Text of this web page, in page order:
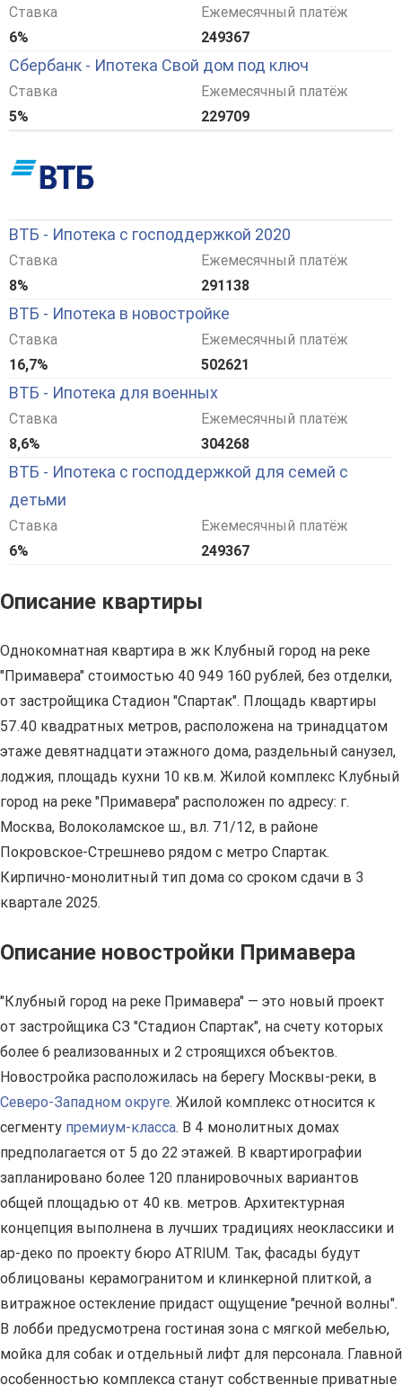
Ставка
6%
Ежемесячный платёж
249367
Сбербанк - Ипотека Свой дом под ключ
Ставка
5%
Ежемесячный платёж
229709
ВТБ - Ипотека с господдержкой 2020
Ставка
8%
Ежемесячный платёж
291138
ВТБ - Ипотека в новостройке
Ставка
16,7%
Ежемесячный платёж
502621
ВТБ - Ипотека для военных
Ставка
8,6%
Ежемесячный платёж
304268
ВТБ - Ипотека с господдержкой для семей с
детьми
Ставка
6%
Ежемесячный платёж
249367
Описание квартиры
Однокомнатная квартира в жк Клубный город на реке
"Примавера" стоимостью 40 949 160 рублей, без отделки,
от застройщика Стадион "Спартак". Площадь квартиры
57.40 квадратных метров, расположена на тринадцатом
этаже девятнадцати этажного дома, раздельный санузел,
лоджия, площадь кухни 10 кв.м. Жилой комплекс Клубный
город на реке "Примавера" расположен по адресу: г.
Москва, Волоколамское ш., вл. 71/12, в районе
Покровское-Стрешнево рядом с метро Спартак.
Кирпично-монолитный тип дома со сроком сдачи в 3
квартале 2025.
Описание новостройки Примавера
"Клубный город на реке Примавера" — это новый проект
от застройщика СЗ "Стадион Спартак", на счету которых
более 6 реализованных и 2 строящихся объектов.
Новостройка расположилась на берегу Москвы-реки, в
Северо-Западном округе. Жилой комплекс относится к
сегменту премиум-класса. В 4 монолитных домах
предполагается от 5 до 22 этажей. В квартирографии
запланировано более 120 планировочных вариантов
общей площадью от 40 кв. метров. Архитектурная
концепция выполнена в лучших традициях неоклассики и
ар-деко по проекту бюро ATRIUM. Так, фасады будут
облицованы керамогранитом и клинкерной плиткой, а
витражное остекление придаст ощущение "речной волны".
В лобби предусмотрена гостиная зона с мягкой мебелью,
мойка для собак и отдельный лифт для персонала. Главной
особенностью комплекса станут собственные приватные